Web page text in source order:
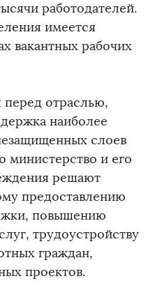
работодателей.
имеется
вакантных рабочих
перед отраслью,
наиболее
слоев
министерство и его
решают
предоставлению
повышению
трудоустройству
граждан,
проектов.